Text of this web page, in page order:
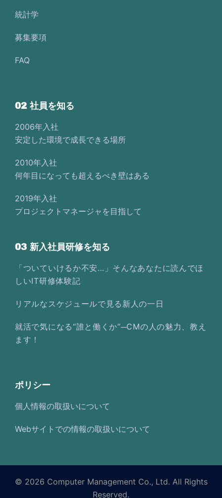
統計学
募集要項
FAQ
02 社員を知る
2006年入社
安定した環境で成長できる場所
2010年入社
何年目になっても超えるべき壁はある
2019年入社
プロジェクトマネージャを目指して
03 新入社員研修を知る
「ついていけるか不安…」そんなあなたに読んでほ
しいIT研修体験記
リアルなスケジュールで見る新人の一日
就活で気になる“誰と働くか”─CMの人の魅力、教え
ます！
ポリシー
個人情報の取扱いについて
Webサイトでの情報の取扱いについて
© 2026 Computer Management Co., Ltd. All Rights
Reserved.